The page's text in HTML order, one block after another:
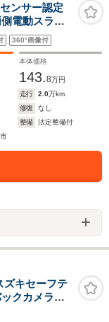
ンサー認定
電動スライ
360°画像付
本体価格
143.8万円
走行 2.0万km
修復
なし
整備
法定整備付
キセーフテ
ックカメラ
トヒーター